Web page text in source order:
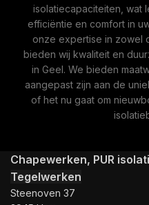
isolatiecapaciteiten, wat
efficiëntie en comfort in
onze expertise in zowel
bieden wij kwaliteit en
in Geel. We bieden
aangepast zijn aan de
of het nu gaat om
Chapewerken, PUR
Tegelwerken
Steenoven 37